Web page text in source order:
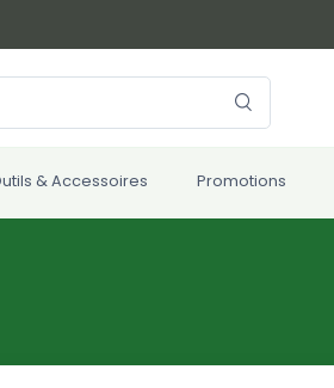
& Accessoires Promotions